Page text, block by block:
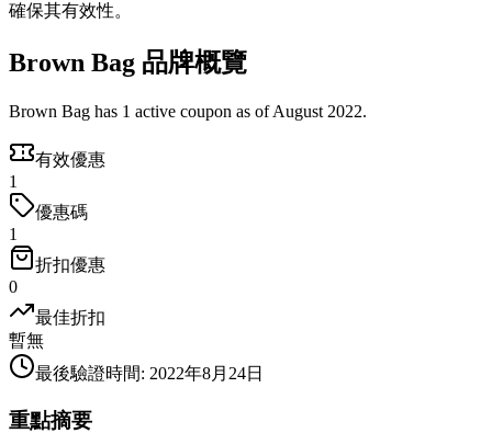
確保其有效性。
Brown Bag 品牌概覽
Brown Bag has 1 active coupon as of August 2022.
有效優惠
1
優惠碼
1
折扣優惠
0
最佳折扣
暫無
最後驗證時間: 2022年8月24日
重點摘要